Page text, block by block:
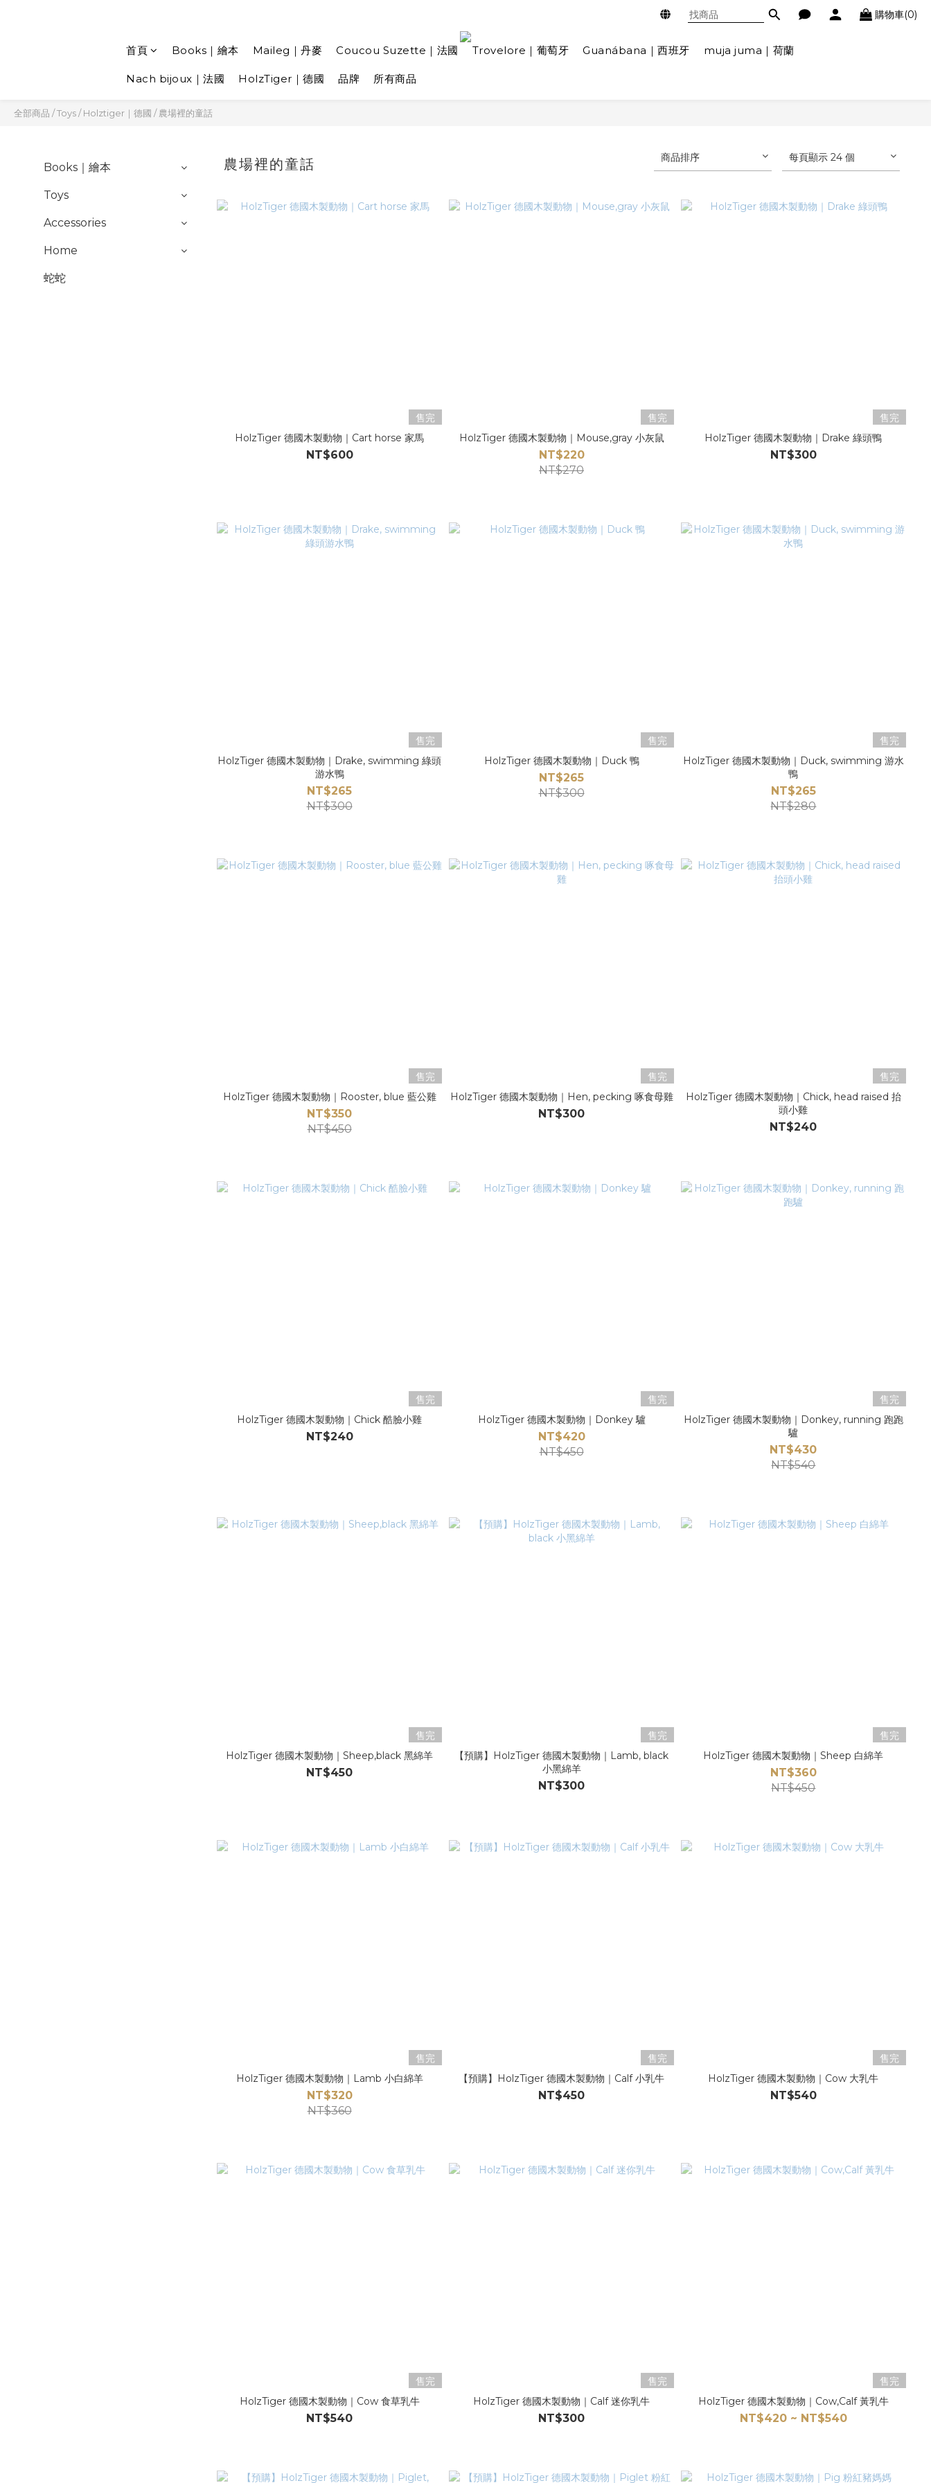
購物車(0)
首頁 Books｜繪本 Maileg｜丹麥 Coucou Suzette｜法國 Trovelore｜葡萄牙 Guanábana｜西班牙 muja juma｜荷蘭
Nach bijoux｜法國 HolzTiger｜德國 品牌 所有商品
全部商品 /Toys/Holztiger｜德國 /農場裡的童話
Books｜繪本
Toys
Accessories
Home
蛇蛇
農場裡的童話 商品排序 每頁顯示 24 個
售完
HolzTiger 德國木製動物｜Cart horse 家馬
NT$600
售完
HolzTiger 德國木製動物｜Mouse,gray 小灰鼠
NT$220
NT$270
售完
HolzTiger 德國木製動物｜Drake 綠頭鴨
NT$300
售完
HolzTiger 德國木製動物｜Drake, swimming 綠頭
游水鴨
NT$265
NT$300
售完
HolzTiger 德國木製動物｜Duck 鴨
NT$265
NT$300
售完
HolzTiger 德國木製動物｜Duck, swimming 游水
鴨
NT$265
NT$280
售完
HolzTiger 德國木製動物｜Rooster, blue 藍公雞
NT$350
NT$450
售完
HolzTiger 德國木製動物｜Hen, pecking 啄食母雞
NT$300
售完
HolzTiger 德國木製動物｜Chick, head raised 抬
頭小雞
NT$240
售完
HolzTiger 德國木製動物｜Chick 酷臉小雞
NT$240
售完
HolzTiger 德國木製動物｜Donkey 驢
NT$420
NT$450
售完
HolzTiger 德國木製動物｜Donkey, running 跑跑
驢
NT$430
NT$540
售完
HolzTiger 德國木製動物｜Sheep,black 黑綿羊
NT$450
售完
【預購】HolzTiger 德國木製動物｜Lamb, black
小黑綿羊
NT$300
售完
HolzTiger 德國木製動物｜Sheep 白綿羊
NT$360
NT$450
售完
HolzTiger 德國木製動物｜Lamb 小白綿羊
NT$320
NT$360
售完
【預購】HolzTiger 德國木製動物｜Calf 小乳牛
NT$450
售完
HolzTiger 德國木製動物｜Cow 大乳牛
NT$540
售完
HolzTiger 德國木製動物｜Cow 食草乳牛
NT$540
售完
HolzTiger 德國木製動物｜Calf 迷你乳牛
NT$300
售完
HolzTiger 德國木製動物｜Cow,Calf 黃乳牛
NT$420 ~ NT$540